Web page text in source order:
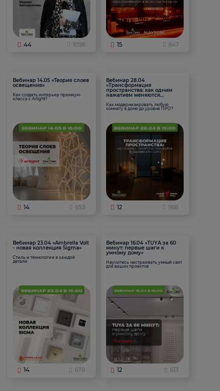
44 1096 15 647
Вебинар 14.05 «Теория слоев
освещения»
Как создать интерьер премиум-
класса с Arlight?
14 653
Вебинар 28.04
«Трансформация
пространства: как одним
нажатием меняются
Как модернизировать любую
комнату в доме до уровня ПРО?
12 968
Вебинар 23.04 «Ambrella Volt
- новая коллекция Sigma»
Стиль и технологии в каждой
детали
14 678
Вебинар 16.04 «TUYA за 60
минут: первые шаги к
умному дому»
Научитесь настраивать умный свет
для ваших проектов
12 613